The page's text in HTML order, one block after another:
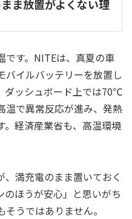
ま放置がよくない理
です。NITEは、真夏の車
バイルバッテリーを放置し
ダッシュボード上では70℃
温で異常反応が進み、発熱
。経済産業省も、高温環境
満充電のまま置いておく
のほうが安心」と思いがち
うではありません。